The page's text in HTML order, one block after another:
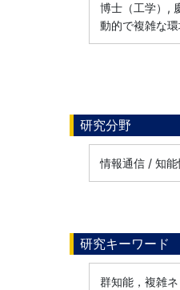
博士（工学）,
動的で複雑な
研究分野
情報通信 / 知
研究キーワード
群知能，複雑